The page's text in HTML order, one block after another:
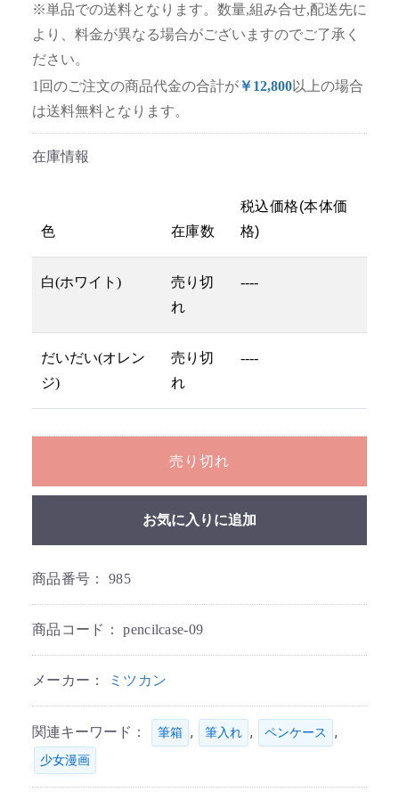
※単品での送料となります。数量,組み合せ,配送先に
より、料金が異なる場合がございますのでご了承く
ださい。
1回のご注文の商品代金の合計が￥12,800以上の場合
は送料無料となります。
在庫情報
色 在庫数
税込価格(本体価
格)
白(ホワイト)
売り切
れ
----
だいだい(オレン
ジ)
売り切
れ
----
売り切れ
お気に入りに追加
商品番号： 985
商品コード：pencilcase-09
メーカー： ミツカン
関連キーワード： 筆箱 , 筆入れ , ペンケース ,
少女漫画